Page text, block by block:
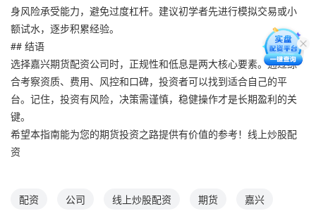
身风险承受能力，避免过度杠杆。建议初学者先进行模拟交易或小
额试水，逐步积累经验。
## 结语
选择嘉兴期货配资公司时，正规性和低息是两大核心要素。通过综
合考察资质、费用、风控和口碑，投资者可以找到适合自己的平
台。记住，投资有风险，决策需谨慎，稳健操作才是长期盈利的关
键。
希望本指南能为您的期货投资之路提供有价值的参考！线上炒股配
资
配资 公司 线上炒股配资 期货 嘉兴